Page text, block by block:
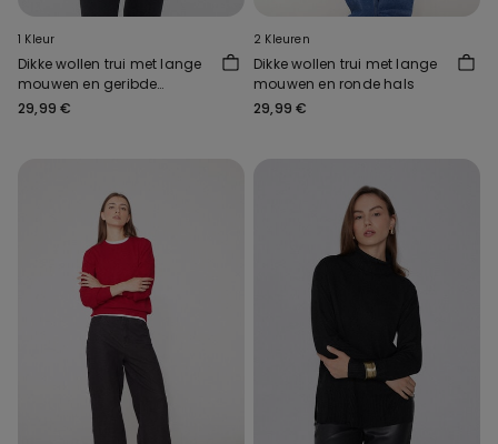
1 Kleur
Dikke wollen trui met lange
mouwen en geribde
rolkraag
29,99 €
2 Kleuren
Dikke wollen trui met lange
mouwen en ronde hals
29,99 €